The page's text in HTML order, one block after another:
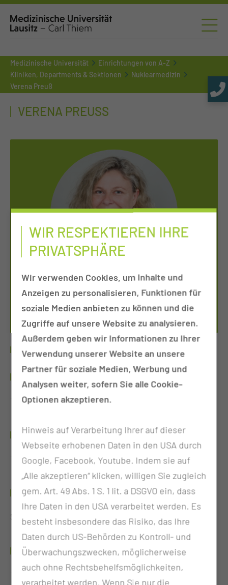
Medizinische Universität
Einrichtungen von A-Z
Kliniken, Departments & Sektionen
Nuklearmedizin
Verena Preuß
VERENA PREUSS
TEAMLEITUNG STATION S1 UND NUK1
VE­RE­NA PREUSS
WERDEGANG
Teamleitung der Station NUK1
SEIT 2019
Teamleitung der Station S1
2005 - 2019
Stellvertrende Stationsleitung der Station S1
2004 - 2005
Teamleitung der internistischen Stationen
WIR RESPEKTIEREN IHRE
PRIVATSPHÄRE
Wir verwenden Cookies, um Inhalte und
Anzeigen zu personalisieren, Funktionen für
soziale Medien anbieten zu können und die
Zugriffe auf unsere Website zu analysieren.
Außerdem geben wir Informationen zu Ihrer
Verwendung unserer Website an unsere
Partner für soziale Medien, Werbung und
Analysen weiter, sofern Sie alle Cookie-
Optionen akzeptieren.
Hinweis auf Verarbeitung Ihrer auf dieser
Webseite erhobenen Daten in den USA durch
Google, Facebook, Youtube. Indem sie auf
„Alle akzeptieren“ klicken, willigen Sie zugleich
gem. Art. 49 Abs. 1 S. 1 lit. a DSGVO ein, dass
Ihre Daten in den USA verarbeitet werden. Es
besteht insbesondere das Risiko, das Ihre
Daten durch US-Behörden zu Kontroll- und
Überwachungszwecken, möglicherweise
auch ohne Rechtsbehelfsmöglichkeiten,
verarbeitet werden. Wenn Sie nur die